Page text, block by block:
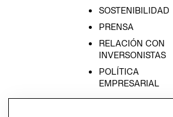
SOSTENIBILIDAD
PRENSA
RELACIÓN CON
INVERSONISTAS
POLÍTICA
EMPRESARIAL